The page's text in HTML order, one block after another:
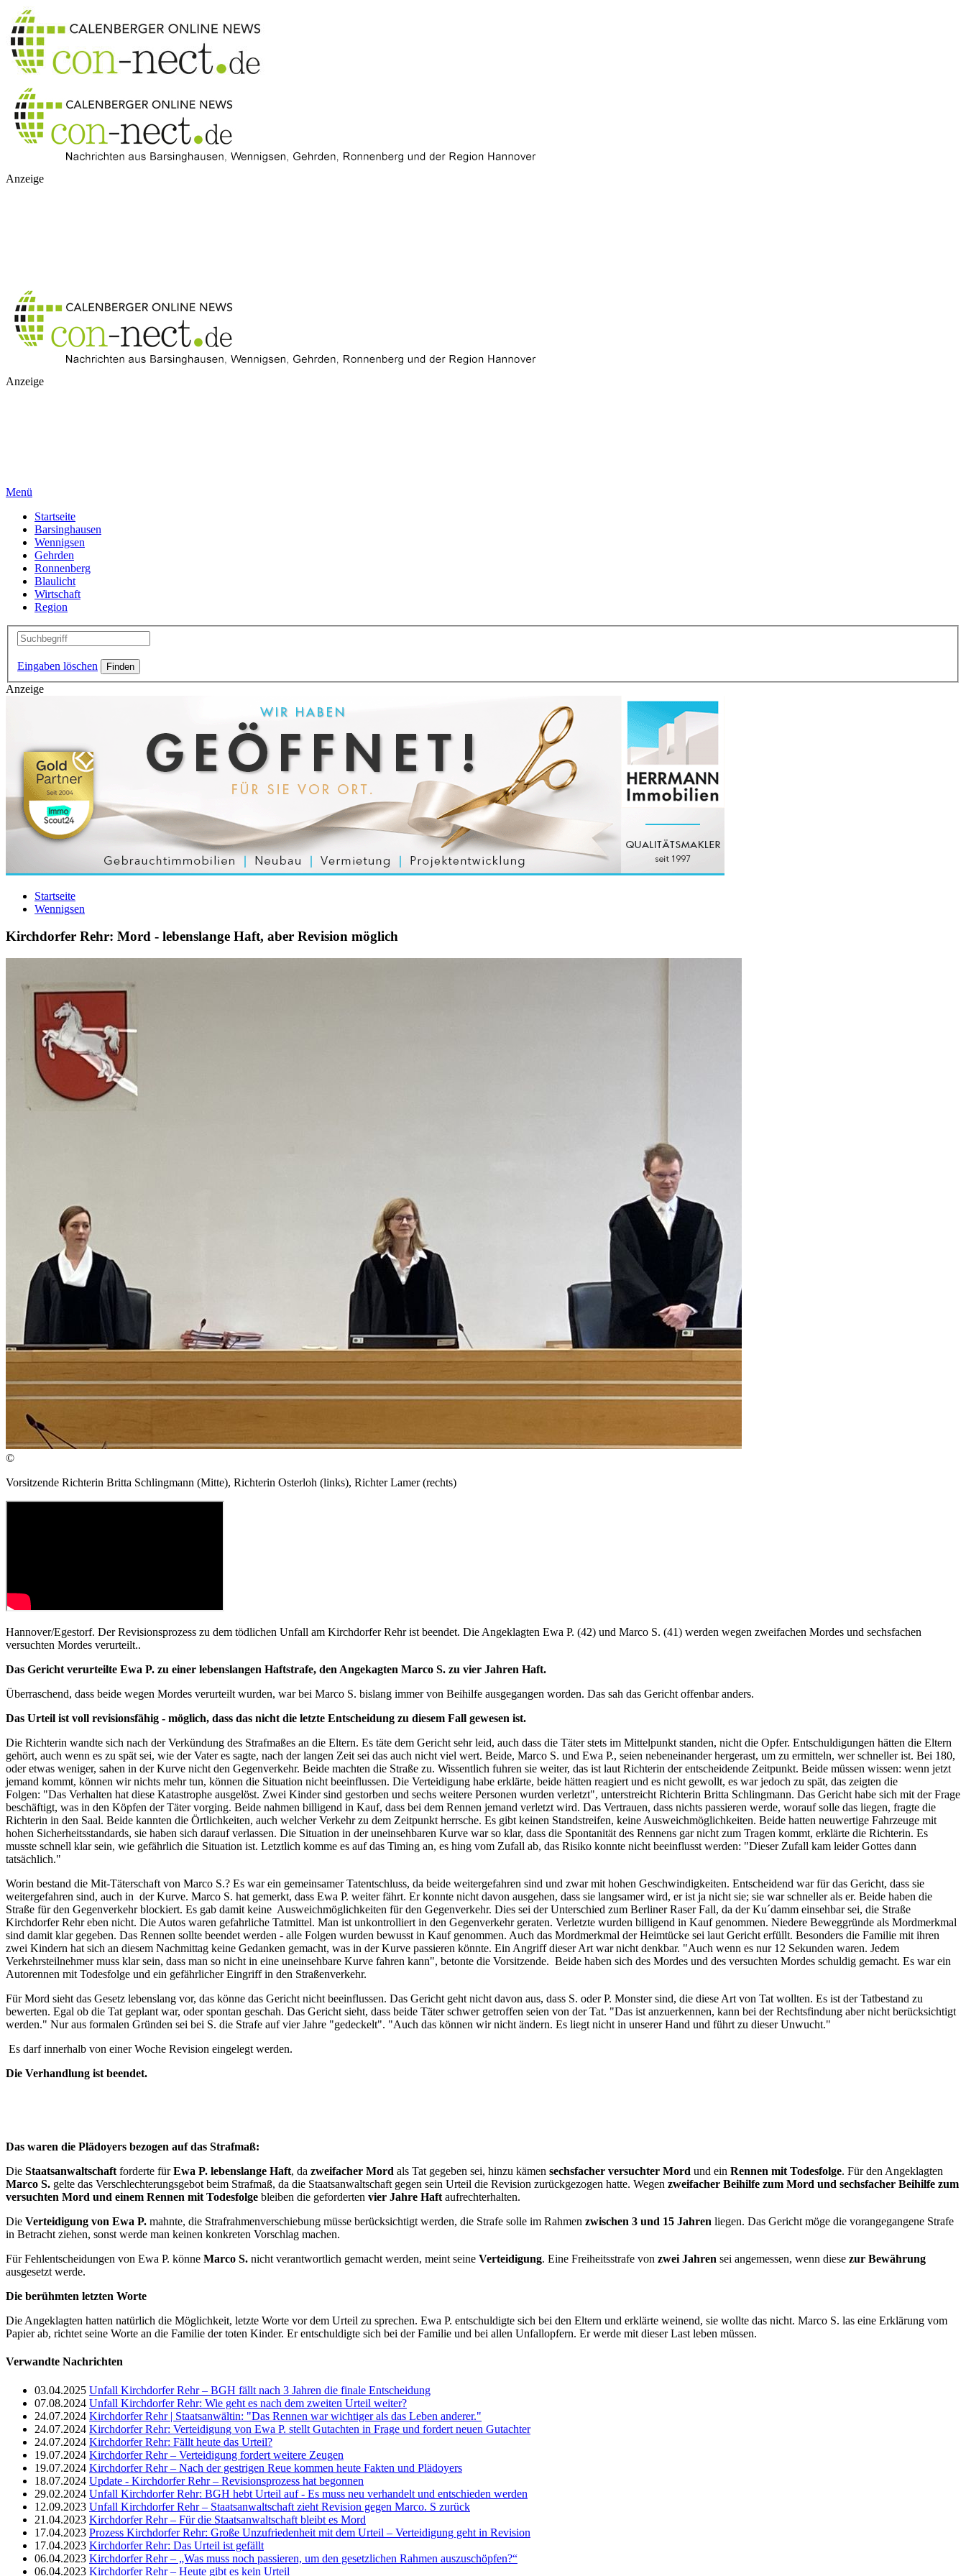
Anzeige
Anzeige
Menü
Startseite
Barsinghausen
Wennigsen
Gehrden
Ronnenberg
Blaulicht
Wirtschaft
Region
Eingaben löschen
Anzeige
Startseite
Wennigsen
Kirchdorfer Rehr: Mord - lebenslange Haft, aber Revision möglich
©
Vorsitzende Richterin Britta Schlingmann (Mitte), Richterin Osterloh (links), Richter Lamer (rechts)
Hannover/Egestorf. Der Revisionsprozess zu dem tödlichen Unfall am Kirchdorfer Rehr ist beendet. Die Angeklagten Ewa P. (42) und Marco S. (41) werden wegen zweifachen Mordes und sechsfachen
versuchten Mordes verurteilt..
Das Gericht verurteilte Ewa P. zu einer lebenslangen Haftstrafe, den Angekagten Marco S. zu vier Jahren Haft.
Überraschend, dass beide wegen Mordes verurteilt wurden, war bei Marco S. bislang immer von Beihilfe ausgegangen worden. Das sah das Gericht offenbar anders.
Das Urteil ist voll revisionsfähig - möglich, dass das nicht die letzte Entscheidung zu diesem Fall gewesen ist.
Die Richterin wandte sich nach der Verkündung des Strafmaßes an die Eltern. Es täte dem Gericht sehr leid, auch dass die Täter stets im Mittelpunkt standen, nicht die Opfer. Entschuldigungen hätten die Eltern
gehört, auch wenn es zu spät sei, wie der Vater es sagte, nach der langen Zeit sei das auch nicht viel wert. Beide, Marco S. und Ewa P., seien nebeneinander hergerast, um zu ermitteln, wer schneller ist. Bei 180,
oder etwas weniger, sahen in der Kurve nicht den Gegenverkehr. Beide machten die Straße zu. Wissentlich fuhren sie weiter, das ist laut Richterin der entscheidende Zeitpunkt. Beide müssen wissen: wenn jetzt
jemand kommt, können wir nichts mehr tun, können die Situation nicht beeinflussen. Die Verteidigung habe erklärte, beide hätten reagiert und es nicht gewollt, es war jedoch zu spät, das zeigten die
Folgen: "Das Verhalten hat diese Katastrophe ausgelöst. Zwei Kinder sind gestorben und sechs weitere Personen wurden verletzt", unterstreicht Richterin Britta Schlingmann. Das Gericht habe sich mit der Frage
beschäftigt, was in den Köpfen der Täter vorging. Beide nahmen billigend in Kauf, dass bei dem Rennen jemand verletzt wird. Das Vertrauen, dass nichts passieren werde, worauf solle das liegen, fragte die
Richterin in den Saal. Beide kannten die Örtlichkeiten, auch welcher Verkehr zu dem Zeitpunkt herrsche. Es gibt keinen Standstreifen, keine Ausweichmöglichkeiten. Beide hatten neuwertige Fahrzeuge mit
hohen Sicherheitsstandards, sie haben sich darauf verlassen. Die Situation in der uneinsehbaren Kurve war so klar, dass die Spontanität des Rennens gar nicht zum Tragen kommt, erklärte die Richterin. Es
musste schnell klar sein, wie gefährlich die Situation ist. Letztlich komme es auf das Timing an, es hing vom Zufall ab, das Risiko konnte nicht beeinflusst werden: "Dieser Zufall kam leider Gottes dann
tatsächlich."
Worin bestand die Mit-Täterschaft von Marco S.? Es war ein gemeinsamer Tatentschluss, da beide weitergefahren sind und zwar mit hohen Geschwindigkeiten. Entscheidend war für das Gericht, dass sie
weitergefahren sind, auch in der Kurve. Marco S. hat gemerkt, dass Ewa P. weiter fährt. Er konnte nicht davon ausgehen, dass sie langsamer wird, er ist ja nicht sie; sie war schneller als er. Beide haben die
Straße für den Gegenverkehr blockiert. Es gab damit keine Ausweichmöglichkeiten für den Gegenverkehr. Dies sei der Unterschied zum Berliner Raser Fall, da der Ku´damm einsehbar sei, die Straße
Kirchdorfer Rehr eben nicht. Die Autos waren gefahrliche Tatmittel. Man ist unkontrolliert in den Gegenverkehr geraten. Verletzte wurden billigend in Kauf genommen. Niedere Beweggründe als Mordmerkmal
sind damit klar gegeben. Das Rennen sollte beendet werden - alle Folgen wurden bewusst in Kauf genommen. Auch das Mordmerkmal der Heimtücke sei laut Gericht erfüllt. Besonders die Familie mit ihren
zwei Kindern hat sich an diesem Nachmittag keine Gedanken gemacht, was in der Kurve passieren könnte. Ein Angriff dieser Art war nicht denkbar. "Auch wenn es nur 12 Sekunden waren. Jedem
Verkehrsteilnehmer muss klar sein, dass man so nicht in eine uneinsehbare Kurve fahren kann", betonte die Vorsitzende. Beide haben sich des Mordes und des versuchten Mordes schuldig gemacht. Es war ein
Autorennen mit Todesfolge und ein gefährlicher Eingriff in den Straßenverkehr.
Für Mord sieht das Gesetz lebenslang vor, das könne das Gericht nicht beeinflussen. Das Gericht geht nicht davon aus, dass S. oder P. Monster sind, die diese Art von Tat wollten. Es ist der Tatbestand zu
bewerten. Egal ob die Tat geplant war, oder spontan geschah. Das Gericht sieht, dass beide Täter schwer getroffen seien von der Tat. "Das ist anzuerkennen, kann bei der Rechtsfindung aber nicht berücksichtigt
werden." Nur aus formalen Gründen sei bei S. die Strafe auf vier Jahre "gedeckelt". "Auch das können wir nicht ändern. Es liegt nicht in unserer Hand und führt zu dieser Unwucht."
Es darf innerhalb von einer Woche Revision eingelegt werden.
Die Verhandlung ist beendet.
Das waren die Plädoyers bezogen auf das Strafmaß:
Die Staatsanwaltschaft forderte fürEwa P. lebenslange Haft, da zweifacher Mord als Tat gegeben sei, hinzu kämen sechsfacher versuchter Mord und ein Rennen mit Todesfolge. Für den Angeklagten
Marco S. gelte das Verschlechterungsgebot beim Strafmaß, da die Staatsanwaltschaft gegen sein Urteil die Revision zurückgezogen hatte. Wegen zweifacher Beihilfe zum Mord und sechsfacher Beihilfe zum
versuchten Mord und einem Rennen mit Todesfolge bleiben die geforderten vier Jahre Haft aufrechterhalten.
Die Verteidigung von Ewa P. mahnte, die Strafrahmenverschiebung müsse berücksichtigt werden, die Strafe solle im Rahmen zwischen 3 und 15 Jahren liegen. Das Gericht möge die vorangegangene Strafe
in Betracht ziehen, sonst werde man keinen konkreten Vorschlag machen.
Für Fehlentscheidungen von Ewa P. könne Marco S. nicht verantwortlich gemacht werden, meint seine Verteidigung. Eine Freiheitsstrafe von zwei Jahren sei angemessen, wenn diese zur Bewährung
ausgesetzt werde.
Die berühmten letzten Worte
Die Angeklagten hatten natürlich die Möglichkeit, letzte Worte vor dem Urteil zu sprechen. Ewa P. entschuldigte sich bei den Eltern und erklärte weinend, sie wollte das nicht. Marco S. las eine Erklärung vom
Papier ab, richtet seine Worte an die Familie der toten Kinder. Er entschuldigte sich bei der Familie und bei allen Unfallopfern. Er werde mit dieser Last leben müssen.
Verwandte Nachrichten
03.04.2025 Unfall Kirchdorfer Rehr – BGH fällt nach 3 Jahren die finale Entscheidung
07.08.2024 Unfall Kirchdorfer Rehr: Wie geht es nach dem zweiten Urteil weiter?
24.07.2024 Kirchdorfer Rehr | Staatsanwältin: "Das Rennen war wichtiger als das Leben anderer."
24.07.2024 Kirchdorfer Rehr: Verteidigung von Ewa P. stellt Gutachten in Frage und fordert neuen Gutachter
24.07.2024 Kirchdorfer Rehr: Fällt heute das Urteil?
19.07.2024 Kirchdorfer Rehr – Verteidigung fordert weitere Zeugen
19.07.2024 Kirchdorfer Rehr – Nach der gestrigen Reue kommen heute Fakten und Plädoyers
18.07.2024 Update - Kirchdorfer Rehr – Revisionsprozess hat begonnen
29.02.2024 Unfall Kirchdorfer Rehr: BGH hebt Urteil auf - Es muss neu verhandelt und entschieden werden
12.09.2023 Unfall Kirchdorfer Rehr – Staatsanwaltschaft zieht Revision gegen Marco. S zurück
21.04.2023 Kirchdorfer Rehr – Für die Staatsanwaltschaft bleibt es Mord
17.04.2023 Prozess Kirchdorfer Rehr: Große Unzufriedenheit mit dem Urteil – Verteidigung geht in Revision
17.04.2023 Kirchdorfer Rehr: Das Urteil ist gefällt
06.04.2023 Kirchdorfer Rehr – „Was muss noch passieren, um den gesetzlichen Rahmen auszuschöpfen?“
06.04.2023 Kirchdorfer Rehr – Heute gibt es kein Urteil